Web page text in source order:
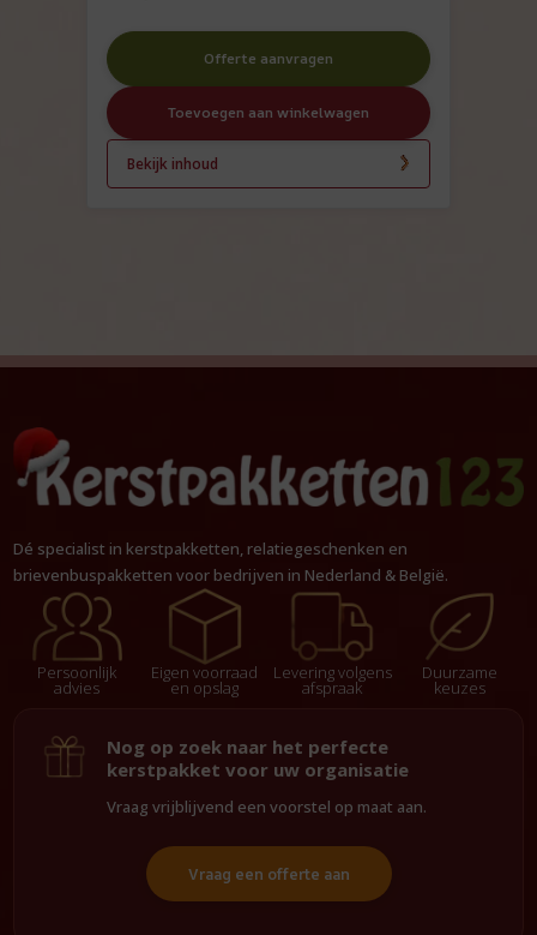
Offerte aanvragen
Toevoegen aan winkelwagen
Bekijk inhoud
Dé specialist in kerstpakketten, relatiegeschenken en
brievenbuspakketten voor bedrijven in Nederland & België.
Persoonlijk
advies
Eigen voorraad
en opslag
Levering volgens
afspraak
Duurzame
keuzes
Nog op zoek naar het perfecte
kerstpakket voor uw organisatie
Vraag vrijblijvend een voorstel op maat aan.
Vraag een offerte aan